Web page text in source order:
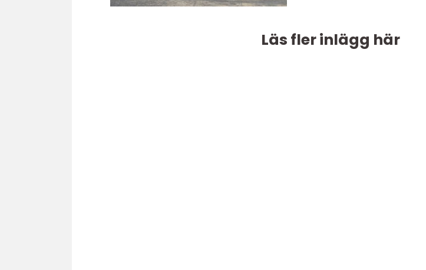
Läs fler inlägg här